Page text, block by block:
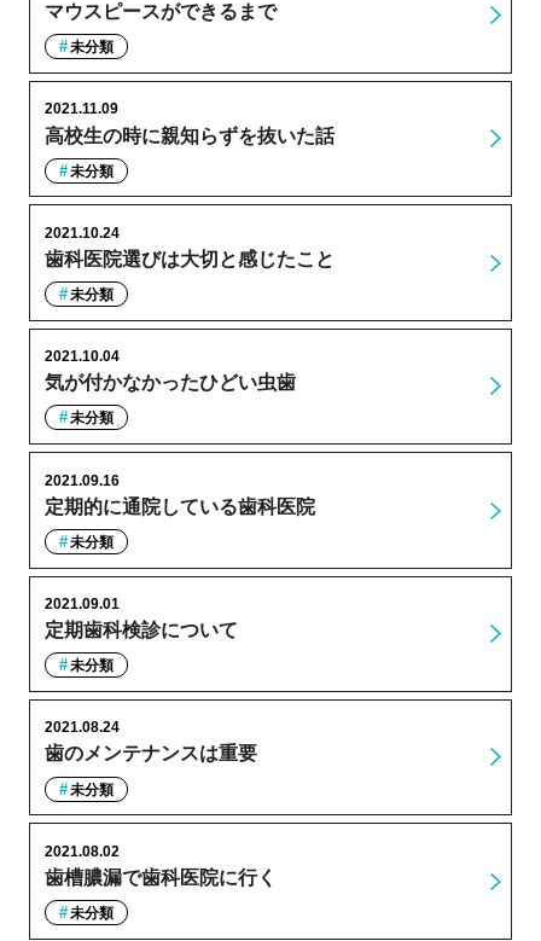
マウスピースができるまで
未分類
高校生の時に親知らずを抜いた話
2021.11.09
未分類
歯科医院選びは大切と感じたこと
2021.10.24
未分類
気が付かなかったひどい虫歯
2021.10.04
未分類
定期的に通院している歯科医院
2021.09.16
未分類
定期歯科検診について
2021.09.01
未分類
歯のメンテナンスは重要
2021.08.24
未分類
歯槽膿漏で歯科医院に行く
2021.08.02
未分類